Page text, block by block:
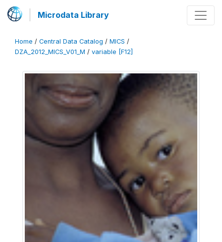
Microdata Library
Home / Central Data Catalog / MICS /
DZA_2012_MICS_V01_M / variable [F12]